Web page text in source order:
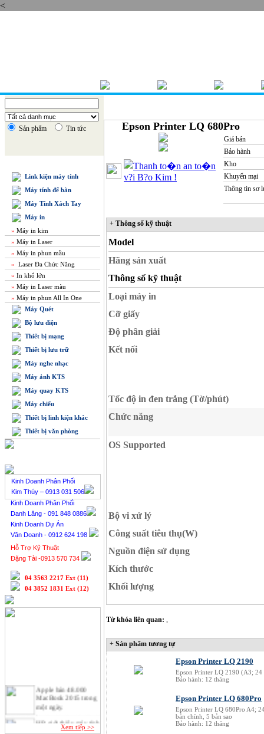
<
Sản phẩm Tin tức
Link kiện máy tính
Máy tính để bàn
Máy Tính Xách Tay
Máy in
» Máy in kim
» Máy in Laser
» Máy in phun mầu
» Laser Đa Chức Năng
» In khổ lớn
» Máy in Laser màu
» Máy in phun All In One
Máy Quét
Bộ lưu điện
Thiết bị mạng
Thiết bị lưu trữ
Máy nghe nhạc
Máy ảnh KTS
Máy quay KTS
Máy chiếu
Thiết bị linh kiện khác
Thiết bị văn phòng
Kinh Doanh Phân Phối
Kim Thúy – 0913 031 506
Kinh Doanh Phân Phối
Danh Lăng - 091 848 0886
Kinh Doanh Dự Án
Văn Doanh - 0912 624 198
Hỗ Trợ Kỹ Thuật
Đặng Tài -0913 570 734
04 3563 2217 Ext (11)
04 3852 1831 Ext (12)
Apple bán 48.000
MacBook 2015 trong
một ngày.
HP giới thiệu máy tính
để bàn Stream và
Xem tiếp >>
Epson Printer LQ 680Pro
Giá bán
Bảo hành
Kho
Khuyến mại
Thông tin sơ
+ Thông số kỹ thuật
Model
Hãng sản xuất
Thông số kỹ thuật
Loại máy in
Cỡ giấy
Độ phân giải
Kết nối
Tốc độ in đen trắng (Tờ/phút)
Chức năng
OS Supported
Bộ vi xử lý
Công suất tiêu thụ(W)
Nguồn điện sử dụng
Kích thước
Khối lượng
Từ khóa liên quan: ,
+ Sản phẩm tương tự
Epson Printer LQ 2190
Epson Printer LQ 2190 (A3;
Bảo hành: 12 tháng
Epson Printer LQ 680Pro
Epson Printer LQ 680Pro A4;
bản chính, 5 bản sao
Bảo hành: 12 tháng